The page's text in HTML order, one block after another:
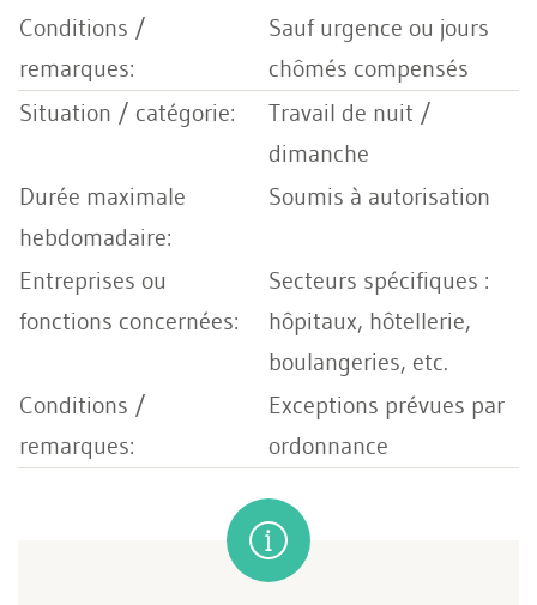
Sauf urgence ou jours
chômés compensés
Travail de nuit /
dimanche
Soumis à autorisation
Secteurs spécifiques :
hôpitaux, hôtellerie,
boulangeries, etc.
Exceptions prévues par
ordonnance